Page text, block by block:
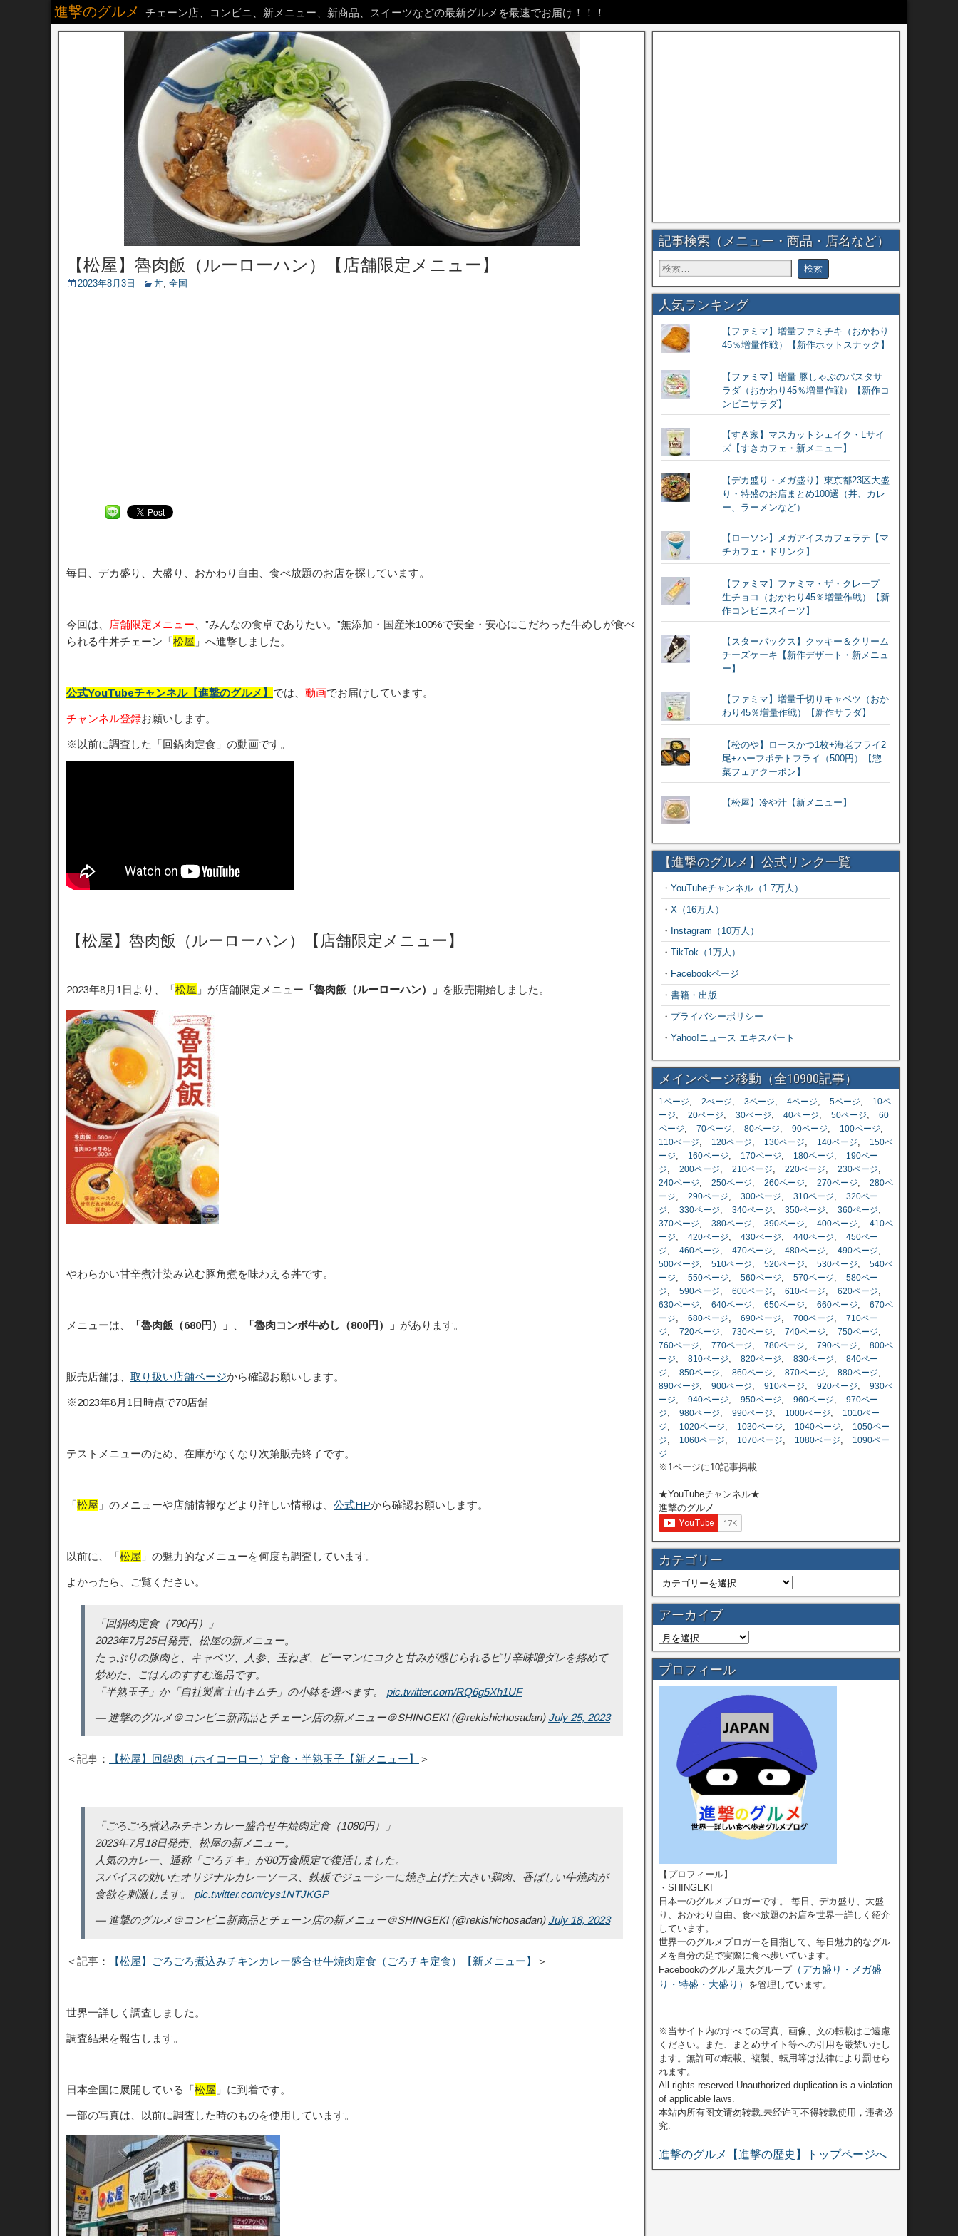
進撃のグルメ チェーン店、コンビニ、新メニュー、新商品、スイーツなどの最新グルメを最速でお届け！！！
【松屋】魯肉飯（ルーローハン）【店舗限定メニュー】
2023年8月3日 丼, 全国
毎日、デカ盛り、大盛り、おかわり自由、食べ放題のお店を探しています。
今回は、 店舗限定メニュー 、”みんなの食卓でありたい。”無添加・国産米100%で安全・安心にこだわった牛めしが食べ
られる牛丼チェーン「松屋 」へ進撃しました。
公式YouTubeチャンネル【進撃のグルメ】 では、 動画でお届けしています。
チャンネル登録お願いします。
※以前に調査した「回鍋肉定食」の動画です。
【松屋】魯肉飯（ルーローハン）【店舗限定メニュー】
2023年8月1日より、「松屋 」が店舗限定メニュー 「魯肉飯（ルーローハン）」 を販売開始しました。
やわらかい甘辛煮汁染み込む豚角煮を味わえる丼です。
メニューは、 「魯肉飯（680円）」 「魯肉コンボ牛めし（800円）」 があります。
販売店舗は、 取り扱い店舗ページから確認お願いします。
※2023年8月1日時点で70店舗
テストメニューのため、在庫がなくなり次第販売終了です。
「松屋 」のメニューや店舗情報などより詳しい情報は、 公式HPから確認お願いします。
以前に、「松屋 」の魅力的なメニューを何度も調査しています。
よかったら、ご覧ください。
「回鍋肉定食（790円）」
2023年7月25日発売、松屋の新メニュー。
たっぷりの豚肉と、キャベツ、人参、玉ねぎ、ピーマンにコクと甘みが感じられるピリ辛味噌ダレを絡めて
炒めた、ごはんのすすむ逸品です。
「半熟玉子」か「自社製富士山キムチ」の小鉢を選べます。 pic.twitter.com/RQ6g5Xh1UF
— 進撃のグルメ＠コンビニ新商品とチェーン店の新メニュー＠SHINGEKI (@rekishichosadan) July 25, 2023
＜記事： 【松屋】回鍋肉（ホイコーロー）定食・半熟玉子【新メニュー】 ＞
「ごろごろ煮込みチキンカレー盛合せ牛焼肉定食（1080円）」
2023年7月18日発売、松屋の新メニュー。
人気のカレー、通称「ごろチキ」が80万食限定で復活しました。
スパイスの効いたオリジナルカレーソース、鉄板でジューシーに焼き上げた大きい鶏肉、香ばしい牛焼肉が
食欲を刺激します。 pic.twitter.com/cys1NTJKGP
— 進撃のグルメ＠コンビニ新商品とチェーン店の新メニュー＠SHINGEKI (@rekishichosadan) July 18, 2023
＜記事： 【松屋】ごろごろ煮込みチキンカレー盛合せ牛焼肉定食（ごろチキ定食）【新メニュー】 ＞
世界一詳しく調査しました。
調査結果を報告します。
日本全国に展開している「松屋 」に到着です。
一部の写真は、以前に調査した時のものを使用しています。
記事検索（メニュー・商品・店名など）
人気ランキング
【ファミマ】増量ファミチキ（おかわり
45％増量作戦）【新作ホットスナック】
【ファミマ】増量 豚しゃぶのパスタサ
ラダ（おかわり45％増量作戦）【新作コ
ンビニサラダ】
【すき家】マスカットシェイク・Lサイ
ズ【すきカフェ・新メニュー】
【デカ盛り・メガ盛り】東京都23区大盛
り・特盛のお店まとめ100選（丼、カレ
ー、ラーメンなど）
【ローソン】メガアイスカフェラテ【マ
チカフェ・ドリンク】
【ファミマ】ファミマ・ザ・クレープ
生チョコ（おかわり45％増量作戦）【新
作コンビニスイーツ】
【スターバックス】クッキー＆クリーム
チーズケーキ【新作デザート・新メニュ
ー】
【ファミマ】増量千切りキャベツ（おか
わり45％増量作戦）【新作サラダ】
【松のや】ロースかつ1枚+海老フライ2
尾+ハーフポテトフライ（500円）【惣
菜フェアクーポン】
【松屋】冷や汁【新メニュー】
【進撃のグルメ】公式リンク一覧
・ YouTubeチャンネル（1.7万人）
・ X（16万人）
・ Instagram（10万人）
・ TikTok（1万人）
・ Facebookページ
・ 書籍・出版
・ プライバシーポリシー
・ Yahoo!ニュース エキスパート
メインページ移動（全10900記事）
1ページ, 2ぺージ, 3ページ, 4ページ, 5ページ,
10ペ
ージ, 20ページ, 30ページ, 40ページ, 50ページ, 60
ページ, 70ページ, 80ページ, 90ページ, 100ページ,
110ページ, 120ページ, 130ページ, 140ページ,
150ペ
ージ, 160ページ, 170ページ, 180ページ,
190ペー
ジ, 200ページ, 210ページ, 220ページ, 230ページ,
240ページ, 250ページ, 260ページ, 270ページ, 280ペ
ージ, 290ページ, 300ページ, 310ページ, 320ペー
ジ, 330ページ, 340ページ, 350ページ, 360ページ,
370ページ, 380ページ, 390ページ, 400ページ, 410ペ
ージ, 420ページ, 430ページ, 440ページ, 450ペー
ジ, 460ページ, 470ページ, 480ページ, 490ページ,
500ページ, 510ページ, 520ページ, 530ページ, 540ペ
ージ, 550ページ, 560ページ, 570ページ, 580ペー
ジ, 590ページ, 600ページ, 610ページ, 620ページ,
630ページ, 640ページ, 650ページ, 660ページ, 670ペ
ージ, 680ページ, 690ページ, 700ページ, 710ペー
ジ, 720ページ, 730ページ, 740ページ, 750ページ,
760ページ, 770ページ, 780ページ, 790ページ, 800ペ
ージ, 810ページ, 820ページ, 830ページ, 840ペー
ジ, 850ページ, 860ページ, 870ページ, 880ページ,
890ページ, 900ページ, 910ページ, 920ページ, 930ペ
ージ, 940ページ, 950ページ, 960ページ, 970ペー
ジ, 980ページ, 990ページ, 1000ページ,
1010ペー
ジ, 1020ページ, 1030ページ, 1040ページ,
1050ペー
ジ, 1060ページ, 1070ページ, 1080ページ,
1090ペー
ジ
※1ページに10記事掲載
★YouTubeチャンネル★
進撃のグルメ
カテゴリー
アーカイブ
プロフィール
【プロフィール】
・SHINGEKI
日本一のグルメブロガーです。 毎日、デカ盛り、大盛
り、おかわり自由、食べ放題のお店を世界一詳しく紹介
しています。
世界一のグルメブロガーを目指して、毎日魅力的なグル
メを自分の足で実際に食べ歩いています。
Facebookのグルメ最大グループ（デカ盛り・メガ盛
り・特盛・大盛り） を管理しています。
※当サイト内のすべての写真、画像、文の転載はご遠慮
ください。また、まとめサイト等への引用を厳禁いたし
ます。無許可の転載、複製、転用等は法律により罰せら
れます。
All rights reserved.Unauthorized duplication is a violation
of applicable laws.
本站內所有图文请勿转载.未经许可不得转载使用，违者必
究.
進撃のグルメ【進撃の歴史】トップページへ